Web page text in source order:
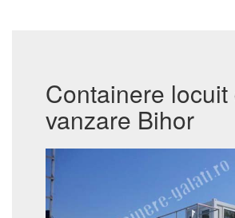
Containere locuit
vanzare Bihor